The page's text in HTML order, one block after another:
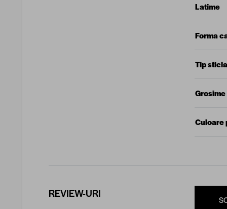
Latime
Forma
Tip sticla
Culoare
REVIEW-URI